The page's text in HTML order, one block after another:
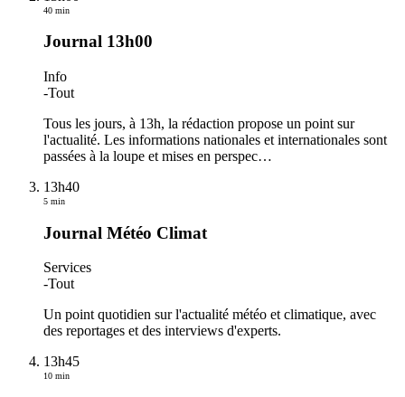
40 min
Journal 13h00
Info
-Tout
Tous les jours, à 13h, la rédaction propose un point sur
l'actualité. Les informations nationales et internationales sont
passées à la loupe et mises en perspec…
13h40
5 min
Journal Météo Climat
Services
-Tout
Un point quotidien sur l'actualité météo et climatique, avec
des reportages et des interviews d'experts.
13h45
10 min